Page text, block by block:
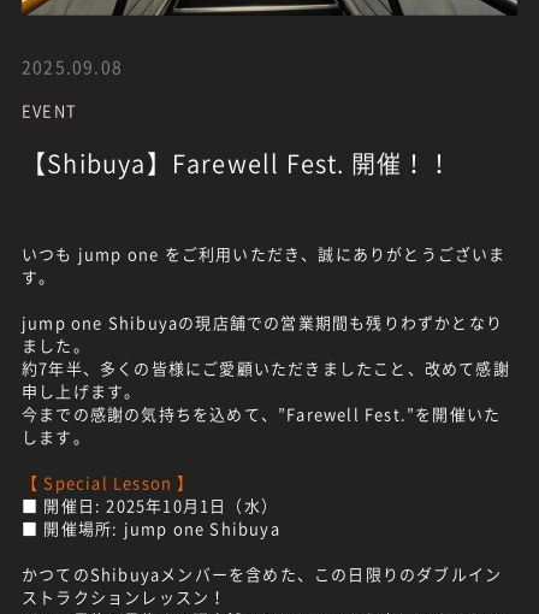
2025.09.08
EVENT
【Shibuya】Farewell Fest. 開催！！
いつも jump one をご利用いただき、誠にありがとうございま
す。
jump one Shibuyaの現店舗での営業期間も残りわずかとなり
ました。
約7年半、多くの皆様にご愛顧いただきましたこと、改めて感謝
申し上げます。
今までの感謝の気持ちを込めて、”Farewell Fest.”を開催いた
します。
【 Special Lesson 】
■ 開催日: 2025年10月1日（水）
■ 開催場所: jump one Shibuya
かつてのShibuyaメンバーを含めた、この日限りのダブルイン
ストラクションレッスン！